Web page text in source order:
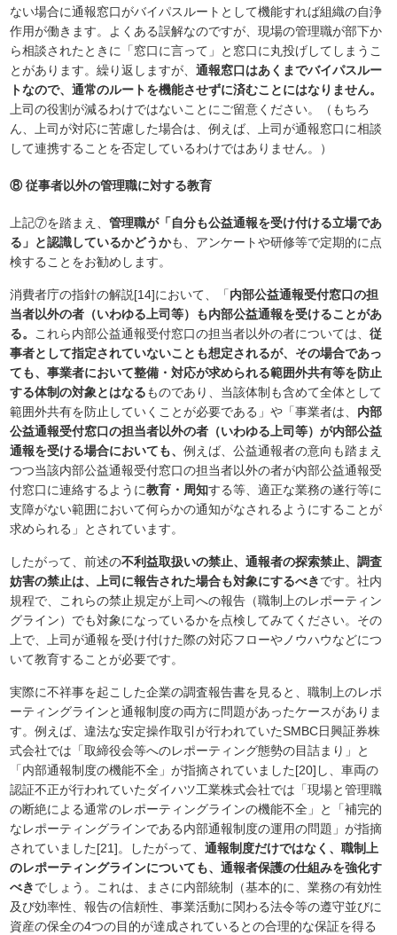
ない場合に通報窓口がバイパスルートとして機能すれば組織の自浄
作用が働きます。よくある誤解なのですが、現場の管理職が部下か
ら相談されたときに「窓口に言って」と窓口に丸投げしてしまうこ
とがあります。繰り返しますが、通報窓口はあくまでバイパスルー
トなので、通常のルートを機能させずに済むことにはなりません。
上司の役割が減るわけではないことにご留意ください。（もちろ
ん、上司が対応に苦慮した場合は、例えば、上司が通報窓口に相談
して連携することを否定しているわけではありません。）
⑧ 従事者以外の管理職に対する教育
上記⑦を踏まえ、管理職が「自分も公益通報を受け付ける立場であ
る」と認識しているかどうかも、アンケートや研修等で定期的に点
検することをお勧めします。
消費者庁の指針の解説[14]において、「内部公益通報受付窓口の担
当者以外の者（いわゆる上司等）も内部公益通報を受けることがあ
る。
これら内部公益通報受付窓口の担当者以外の者については、従
事者として指定されていないことも想定されるが、その場合であっ
ても、事業者において整備・対応が求められる範囲外共有等を防止
する体制の対象とはなるものであり、当該体制も含めて全体として
範囲外共有を防止していくことが必要である」や「事業者は、 内部
公益通報受付窓口の担当者以外の者（いわゆる上司等）が内部公益
通報を受ける場合においても、例えば、公益通報者の意向も踏まえ
つつ当該内部公益通報受付窓口の担当者以外の者が内部公益通報受
付窓口に連絡するように教育・周知する等、適正な業務の遂行等に
支障がない範囲において何らかの通知がなされるようにすることが
求められる」とされています。
したがって、前述の不利益取扱いの禁止、通報者の探索禁止、調査
妨害の禁止は、上司に報告された場合も対象にするべきです。社内
規程で、これらの禁止規定が上司への報告（職制上のレポーティン
グライン）でも対象になっているかを点検してみてください。その
上で、上司が通報を受け付けた際の対応フローやノウハウなどにつ
いて教育することが必要です。
実際に不祥事を起こした企業の調査報告書を見ると、職制上のレポ
ーティングラインと通報制度の両方に問題があったケースがありま
す。例えば、違法な安定操作取引が行われていたSMBC日興証券株
式会社では「取締役会等へのレポーティング態勢の目詰まり」と
「内部通報制度の機能不全」が指摘されていました[20]し、車両の
認証不正が行われていたダイハツ工業株式会社では「現場と管理職
の断絶による通常のレポーティングラインの機能不全」と「補完的
なレポーティングラインである内部通報制度の運用の問題」が指摘
されていました[21]。したがって、通報制度だけではなく、職制上
のレポーティングラインについても、通報者保護の仕組みを強化す
べきでしょう。これは、まさに内部統制（基本的に、業務の有効性
及び効率性、報告の信頼性、事業活動に関わる法令等の遵守並びに
資産の保全の4つの目的が達成されているとの合理的な保証を得る